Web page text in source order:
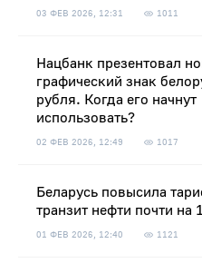
03 ФЕВ 2026, 12:31 1011
Нацбанк презентовал
графический знак
рубля. Когда его начнут
использовать?
02 ФЕВ 2026, 12:49 1017
Беларусь повысила
транзит нефти почти на
01 ФЕВ 2026, 12:40 1121